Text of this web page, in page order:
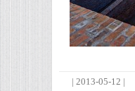
| 2013-05-12 |